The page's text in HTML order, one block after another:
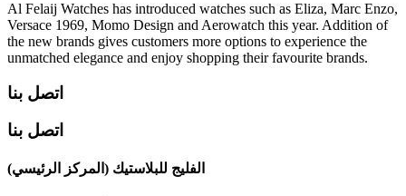
Al Felaij Watches has introduced watches such as Eliza, Marc Enzo,
Versace 1969, Momo Design and Aerowatch this year. Addition of
the new brands gives customers more options to experience the
unmatched elegance and enjoy shopping their favourite brands.
اتصل بنا
اتصل بنا
الفليج للبلاستيك (المركز الرئيسي)